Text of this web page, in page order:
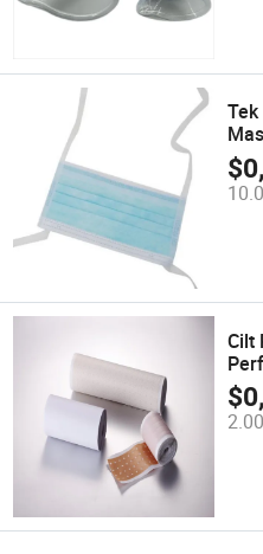
Tek
$
Cilt
$